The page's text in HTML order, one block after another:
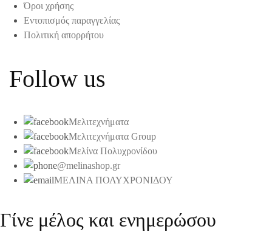
Όροι χρήσης
Εντοπισμός παραγγελίας
Πολιτική απορρήτου
Follow us
Μελιτεχνήματα
Μελιτεχνήματα Group
Μελίνα Πολυχρονίδου
@melinashop.gr
ΜΕΛΙΝΑ ΠΟΛΥΧΡΟΝΙΔΟΥ
Γίνε μέλος και ενημερώσου